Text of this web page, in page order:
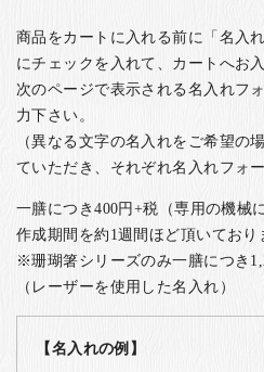
商品をカートに入れる前に「名入
にチェックを入れて、カートへお
次のページで表示される名入れフ
力下さい。
（異なる文字の名入れをご希望の
ていただき、それぞれ名入れフォ
一膳につき400円+税（専用の機械
作成期間を約1週間ほど頂いており
※珊瑚箸シリーズのみ一膳につき
（レーザーを使用した名入れ）
【名入れの例】